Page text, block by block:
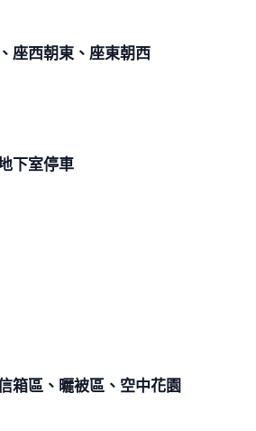
座西朝東、座東朝西
下室停車
箱區、曬被區、空中花園